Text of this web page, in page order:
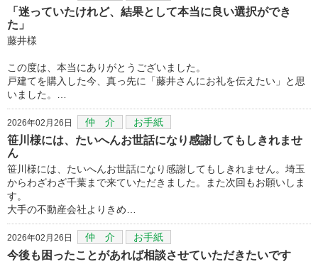
「迷っていたけれど、結果として本当に良い選択ができ
た」
藤井様
この度は、本当にありがとうございました。
戸建てを購入した今、真っ先に「藤井さんにお礼を伝えたい」と思
いました。…
2026年02月26日 仲 介 お手紙
笹川様には、たいへんお世話になり感謝してもしきれませ
ん
笹川様には、たいへんお世話になり感謝してもしきれません。埼玉
からわざわざ千葉まで来ていただきました。また次回もお願いしま
す。
大手の不動産会社よりきめ…
2026年02月26日 仲 介 お手紙
今後も困ったことがあれば相談させていただきたいです